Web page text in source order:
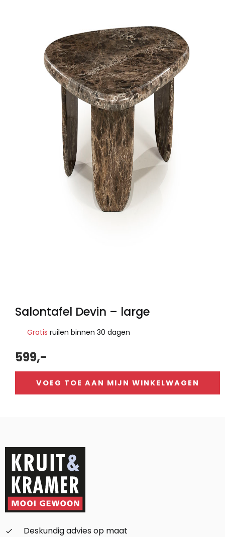
Salontafel Devin – large
Gratis ruilen binnen 30 dagen
599,-
VOEG TOE AAN MIJN WINKELWAGEN
check_small
Deskundig advies op maat